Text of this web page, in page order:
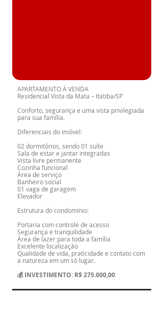
APARTAMENTO À VENDA
Residencial Vista da Mata – Itatiba/SP
Conforto, segurança e uma vista privilegiada
para sua família.
Diferenciais do imóvel:
02 dormitórios, sendo 01 suíte
Sala de estar e jantar integradas
Vista livre permanente
Cozinha funcional
Área de serviço
Banheiro social
01 vaga de garagem
Elevador
Estrutura do condomínio:
Portaria com controle de acesso
Segurança e tranquilidade
Área de lazer para toda a família
Excelente localização
Qualidade de vida, praticidade e contato com
a natureza em um só lugar.
💰 INVESTIMENTO: R$ 275.000,00